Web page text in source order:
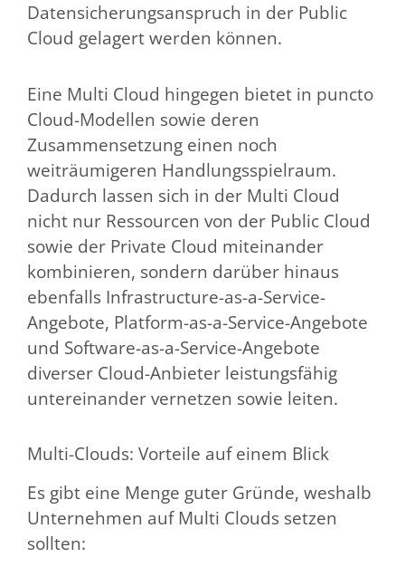
Datensicherungsanspruch in der Public
Cloud gelagert werden können.
Eine Multi Cloud hingegen bietet in puncto
Cloud-Modellen sowie deren
Zusammensetzung einen noch
weiträumigeren Handlungsspielraum.
Dadurch lassen sich in der Multi Cloud
nicht nur Ressourcen von der Public Cloud
sowie der Private Cloud miteinander
kombinieren, sondern darüber hinaus
ebenfalls Infrastructure-as-a-Service-
Angebote, Platform-as-a-Service-Angebote
und Software-as-a-Service-Angebote
diverser Cloud-Anbieter leistungsfähig
untereinander vernetzen sowie leiten.
Multi-Clouds: Vorteile auf einem Blick
Es gibt eine Menge guter Gründe, weshalb
Unternehmen auf Multi Clouds setzen
sollten: